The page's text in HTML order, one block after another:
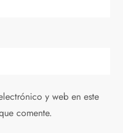
y web en este
comente.